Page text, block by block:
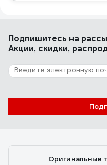
Подпишитесь на
Акции, скидки,
Оригинальные